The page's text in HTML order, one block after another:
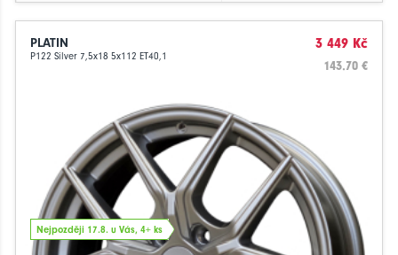
PLATIN
P122 Silver 7,5x18 5x112 ET40,1
3 449 Kč
143.70 €
Nejpozději 17.8. u Vás, 4+ ks